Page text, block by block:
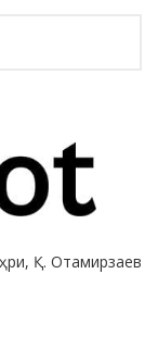
Қ. Отамирзаев